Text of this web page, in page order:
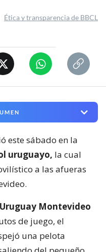
Ética y transparencia de BBCL
este sábado en la
uruguayo, la cual
a las afueras
Uruguay Montevideo
de juego, el
una pelota